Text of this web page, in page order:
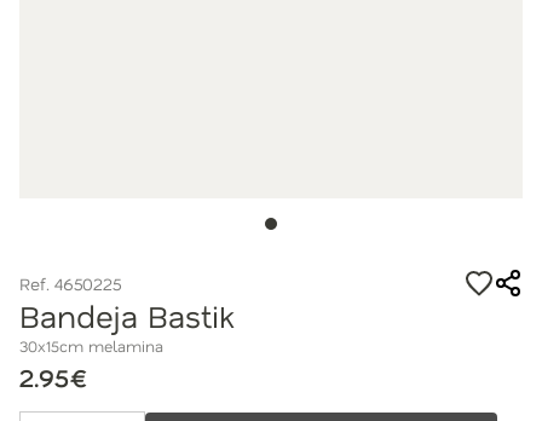
Ref. 4650225
Bandeja Bastik
30x15cm melamina
2.95€